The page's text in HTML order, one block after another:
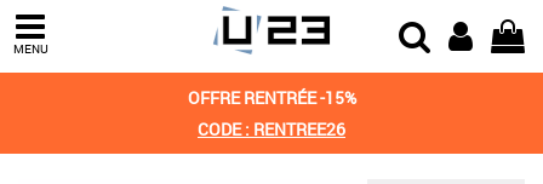
MENU
OFFRE RENTRÉE -15%
CODE : RENTREE26